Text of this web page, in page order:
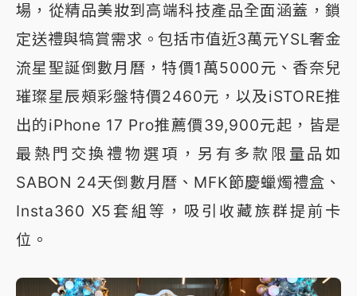
場，從精品美妝到高端科技產品全面涵蓋，鎖
定送禮與犒賞需求。包括市值近3萬元YSL奢金
流星聖誕倒數月曆，特價1萬5000元、香奈兒
璀璨星辰頰彩盤特價2460元，以及iSTORE推
出的iPhone 17 Pro推薦價39,900元起，皆是
最熱門交換禮物選項，另有多款限量品如
SABON 24天倒數月曆、MFK節慶蠟燭禮盒、
Insta360 X5套組等，吸引收藏族群提前卡
位。